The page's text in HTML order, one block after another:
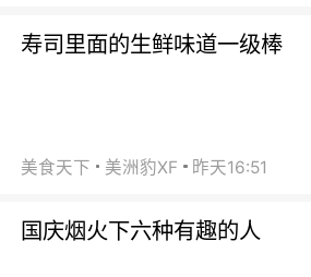
寿司里面的生鲜味道一级棒
美食天下 美洲豹XF 昨天16:51
国庆烟火下六种有趣的人